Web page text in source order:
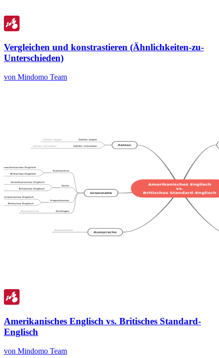
Vergleichen und konstrastieren (Ähnlichkeiten-zu-
Unterschieden)
von Mindomo Team
Amerikanisches Englisch vs. Britisches Standard-
Englisch
von Mindomo Team